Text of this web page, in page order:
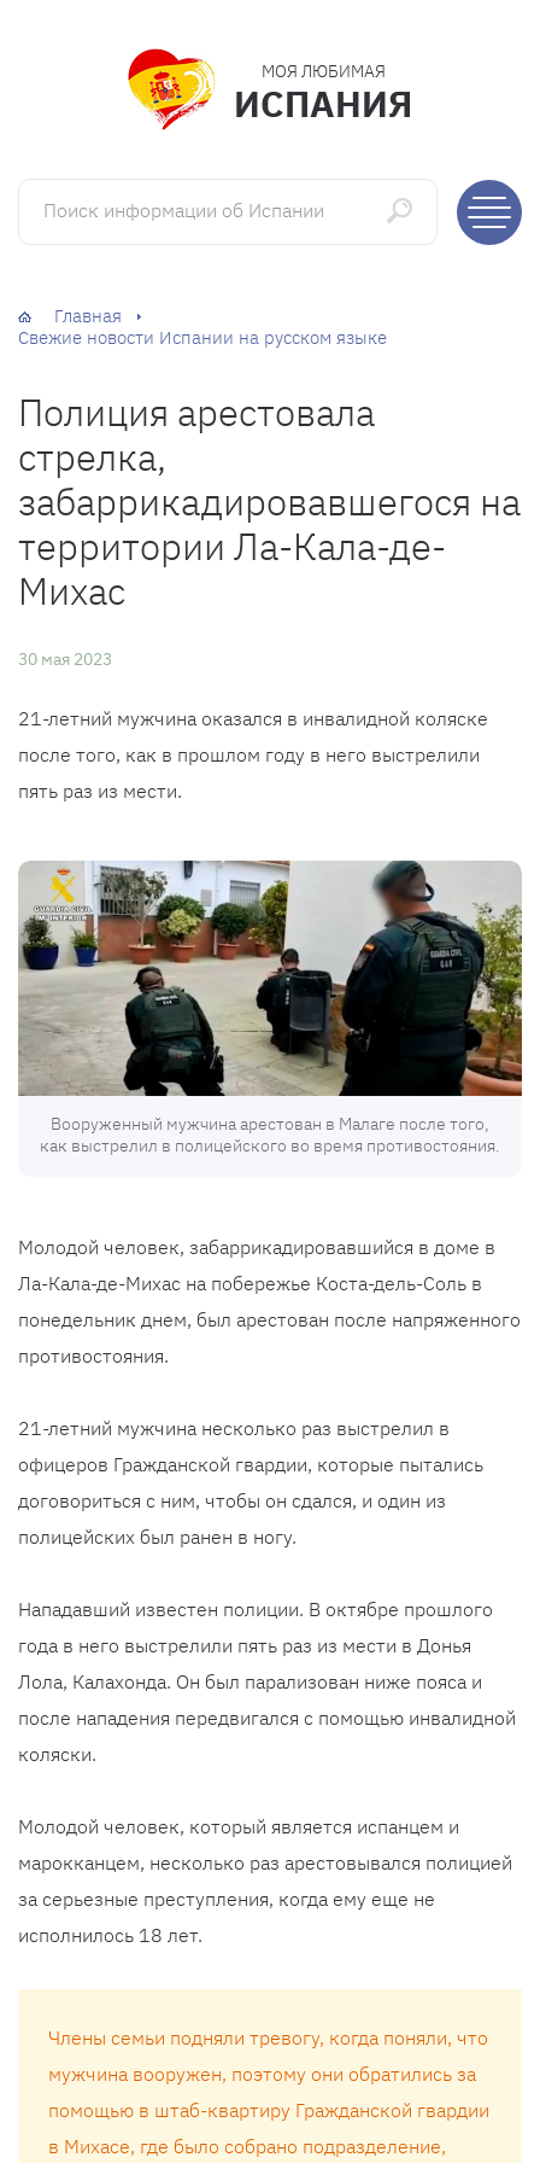
МОЯ ЛЮБИМАЯ
ИСПАНИЯ
Поиск информации об Испании
Главная
Свежие новости Испании на русском языке
Полиция арестовала
стрелка,
забаррикадировавшегося на
территории Ла-Кала-де-
Михас
30 мая 2023
21-летний мужчина оказался в инвалидной коляске
после того, как в прошлом году в него выстрелили
пять раз из мести.
Вооруженный мужчина арестован в Малаге после того,
как выстрелил в полицейского во время противостояния.
Молодой человек, забаррикадировавшийся в доме в
Ла-Кала-де-Михас на побережье Коста-дель-Соль в
понедельник днем, был арестован после напряженного
противостояния.
21-летний мужчина несколько раз выстрелил в
офицеров Гражданской гвардии, которые пытались
договориться с ним, чтобы он сдался, и один из
полицейских был ранен в ногу.
Нападавший известен полиции. В октябре прошлого
года в него выстрелили пять раз из мести в Донья
Лола, Калахонда. Он был парализован ниже пояса и
после нападения передвигался с помощью инвалидной
коляски.
Молодой человек, который является испанцем и
марокканцем, несколько раз арестовывался полицией
за серьезные преступления, когда ему еще не
исполнилось 18 лет.
Члены семьи подняли тревогу, когда поняли, что
мужчина вооружен, поэтому они обратились за
помощью в штаб-квартиру Гражданской гвардии
в Михасе, где было собрано подразделение,